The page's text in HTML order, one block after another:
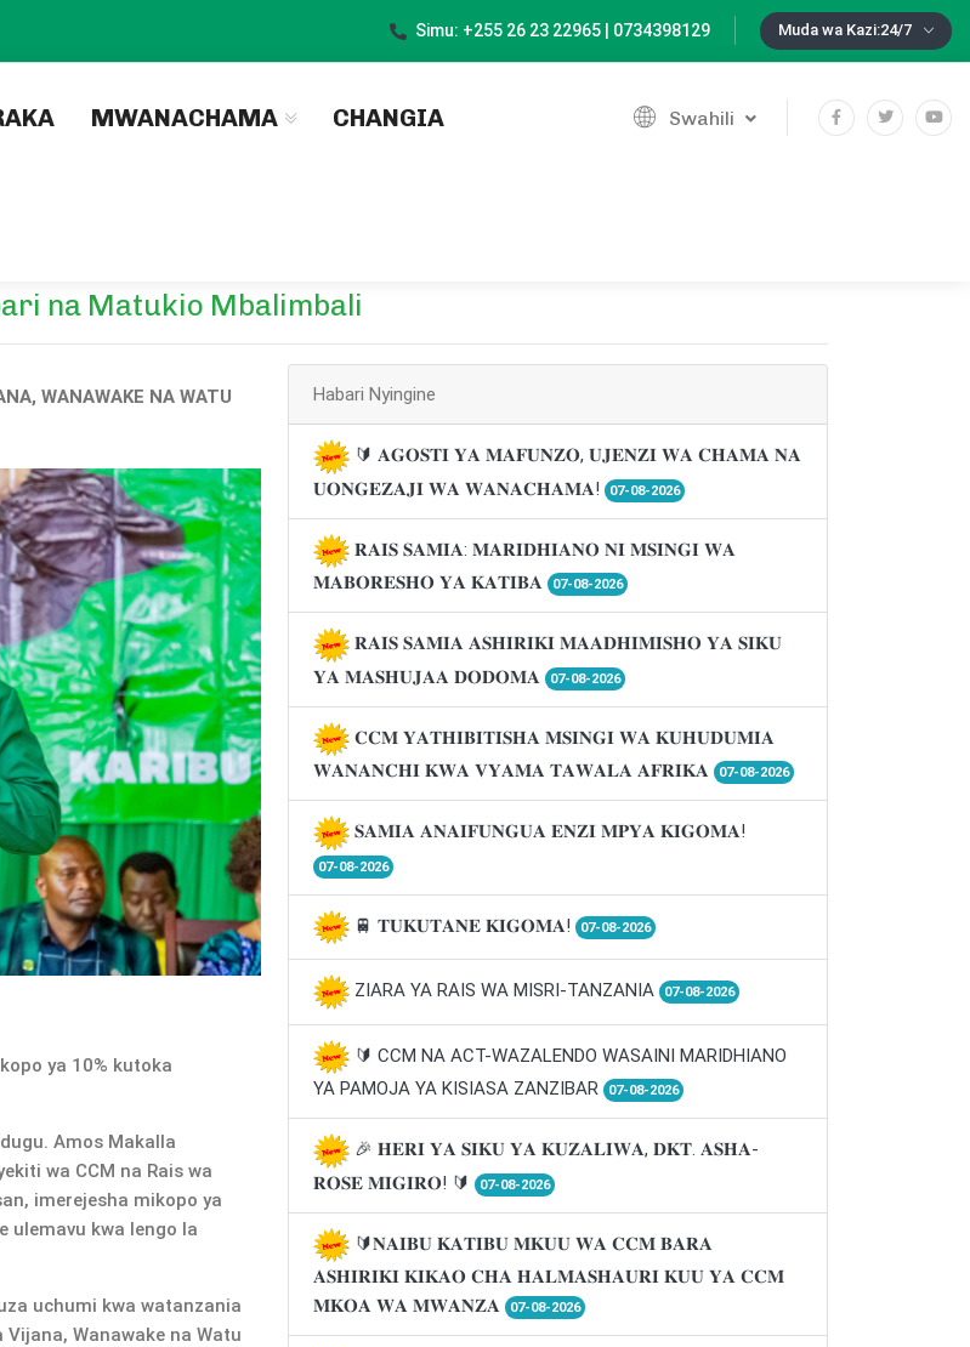
Simu: +255 26 23 22965 | 0734398129 Muda wa Kazi:24/7
MWANACHAMA CHANGIA Swahili
na Matukio Mbalimbali
WANAWAKE NA WATU
ya 10% kutoka
Amos Makalla
wa CCM na Rais wa
imerejesha mikopo ya
ulemavu kwa lengo la
uchumi kwa watanzania
Wanawake na Watu
Habari Nyingine
🔰 𝐀𝐆𝐎𝐒𝐓𝐈 𝐘𝐀 𝐌𝐀𝐅𝐔𝐍𝐙𝐎, 𝐔𝐉𝐄𝐍𝐙𝐈 𝐖𝐀 𝐂𝐇𝐀𝐌𝐀 𝐍𝐀
𝐔𝐎𝐍𝐆𝐄𝐙𝐀𝐉𝐈 𝐖𝐀 𝐖𝐀𝐍𝐀𝐂𝐇𝐀𝐌𝐀!
07-08-2026
𝐑𝐀𝐈𝐒 𝐒𝐀𝐌𝐈𝐀: 𝐌𝐀𝐑𝐈𝐃𝐇𝐈𝐀𝐍𝐎 𝐍𝐈 𝐌𝐒𝐈𝐍𝐆𝐈 𝐖𝐀
𝐌𝐀𝐁𝐎𝐑𝐄𝐒𝐇𝐎 𝐘𝐀 𝐊𝐀𝐓𝐈𝐁𝐀
07-08-2026
𝐑𝐀𝐈𝐒 𝐒𝐀𝐌𝐈𝐀 𝐀𝐒𝐇𝐈𝐑𝐈𝐊𝐈 𝐌𝐀𝐀𝐃𝐇𝐈𝐌𝐈𝐒𝐇𝐎 𝐘𝐀 𝐒𝐈𝐊𝐔
𝐘𝐀 𝐌𝐀𝐒𝐇𝐔𝐉𝐀𝐀 𝐃𝐎𝐃𝐎𝐌𝐀
07-08-2026
𝐂𝐂𝐌 𝐘𝐀𝐓𝐇𝐈𝐁𝐈𝐓𝐈𝐒𝐇𝐀 𝐌𝐒𝐈𝐍𝐆𝐈 𝐖𝐀 𝐊𝐔𝐇𝐔𝐃𝐔𝐌𝐈𝐀
𝐖𝐀𝐍𝐀𝐍𝐂𝐇𝐈 𝐊𝐖𝐀 𝐕𝐘𝐀𝐌𝐀 𝐓𝐀𝐖𝐀𝐋𝐀 𝐀𝐅𝐑𝐈𝐊𝐀
07-08-2026
𝐒𝐀𝐌𝐈𝐀 𝐀𝐍𝐀𝐈𝐅𝐔𝐍𝐆𝐔𝐀 𝐄𝐍𝐙𝐈 𝐌𝐏𝐘𝐀 𝐊𝐈𝐆𝐎𝐌𝐀!
07-08-2026
🚆 𝐓𝐔𝐊𝐔𝐓𝐀𝐍𝐄 𝐊𝐈𝐆𝐎𝐌𝐀! 07-08-2026
ZIARA YA RAIS WA MISRI-TANZANIA 07-08-2026
🔰 CCM NA ACT-WAZALENDO WASAINI MARIDHIANO
YA PAMOJA YA KISIASA ZANZIBAR
07-08-2026
🎉 𝐇𝐄𝐑𝐈 𝐘𝐀 𝐒𝐈𝐊𝐔 𝐘𝐀 𝐊𝐔𝐙𝐀𝐋𝐈𝐖𝐀, 𝐃𝐊𝐓. 𝐀𝐒𝐇𝐀-
𝐑𝐎𝐒𝐄 𝐌𝐈𝐆𝐈𝐑𝐎! 🔰
07-08-2026
🔰𝐍𝐀𝐈𝐁𝐔 𝐊𝐀𝐓𝐈𝐁𝐔 𝐌𝐊𝐔𝐔 𝐖𝐀 𝐂𝐂𝐌 𝐁𝐀𝐑𝐀
𝐀𝐒𝐇𝐈𝐑𝐈𝐊𝐈 𝐊𝐈𝐊𝐀𝐎 𝐂𝐇𝐀 𝐇𝐀𝐋𝐌𝐀𝐒𝐇𝐀𝐔𝐑𝐈 𝐊𝐔𝐔 𝐘𝐀 𝐂𝐂𝐌
𝐌𝐊𝐎𝐀 𝐖𝐀 𝐌𝐖𝐀𝐍𝐙𝐀
07-08-2026